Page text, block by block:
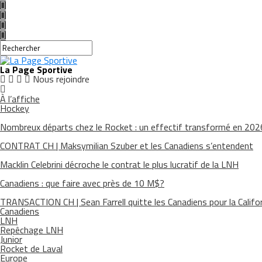
La Page Sportive
Nous rejoindre
À l’affiche
Hockey
Nombreux départs chez le Rocket : un effectif transformé en
CONTRAT CH | Maksymilian Szuber et les Canadiens s’entendent
Macklin Celebrini décroche le contrat le plus lucratif de la LNH
Canadiens : que faire avec près de 10 M$?
TRANSACTION CH | Sean Farrell quitte les Canadiens pour la
Canadiens
LNH
Repêchage LNH
Junior
Rocket de Laval
Europe